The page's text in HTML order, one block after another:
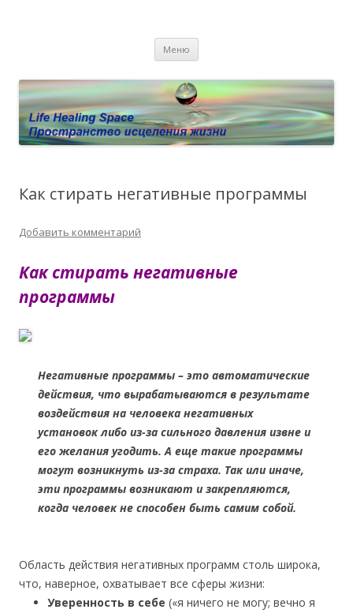
Личный сайт Елены Барымовой
исцелении воспоминанием и ренкарнационике. Услуги.
Меню
Как стирать негативные программы
Добавить комментарий
Как стирать негативные
программы
Негативные программы – это автоматические
действия, что вырабатываются в результате
воздействия на человека негативных
установок либо из-за сильного давления извне и
его желания угодить. А еще такие программы
могут возникнуть из-за страха. Так или иначе,
эти программы возникают и закрепляются,
когда человек не способен быть самим собой.
Область действия негативных программ столь широка,
что, наверное, охватывает все сферы жизни:
Уверенность в себе («я ничего не могу; вечно я